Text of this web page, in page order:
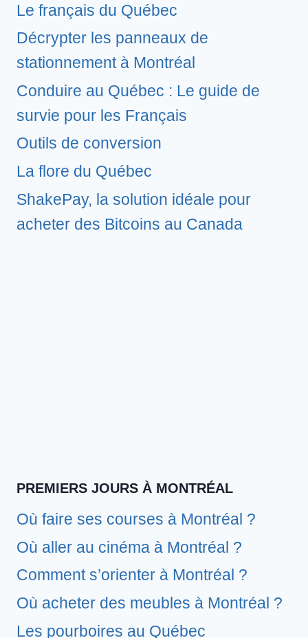
Le français du Québec
Décrypter les panneaux de
stationnement à Montréal
Conduire au Québec : Le guide de
survie pour les Français
Outils de conversion
La flore du Québec
ShakePay, la solution idéale pour
acheter des Bitcoins au Canada
PREMIERS JOURS À MONTRÉAL
Où faire ses courses à Montréal ?
Où aller au cinéma à Montréal ?
Comment s’orienter à Montréal ?
Où acheter des meubles à Montréal ?
Les pourboires au Québec